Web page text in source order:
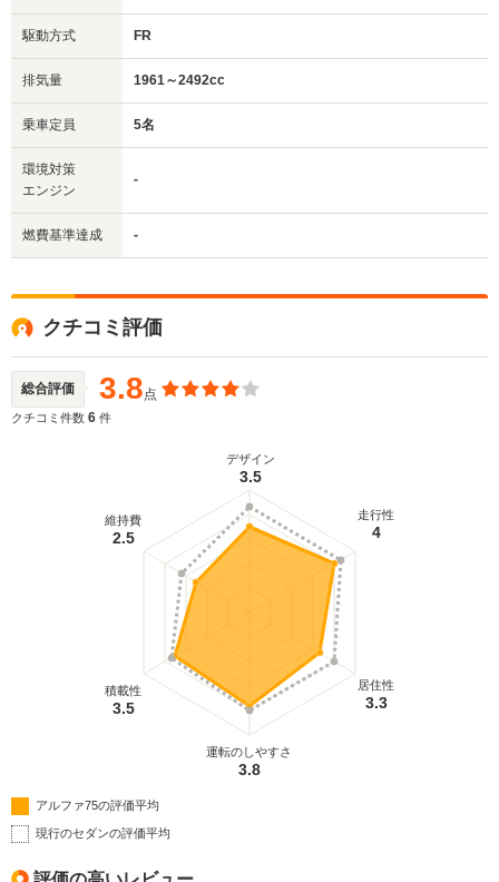
駆動方式 FR
排気量 1961～2492cc
乗車定員 5名
環境対策
エンジン
-
燃費基準達成 -
クチコミ評価
総合評価 3.8点
クチコミ件数 6 件
デザイン
3.5
走行性
4
居住性
3.3
運転のしやすさ
3.8
積載性
3.5
維持費
2.5
アルファ75の評価平均
現行のセダンの評価平均